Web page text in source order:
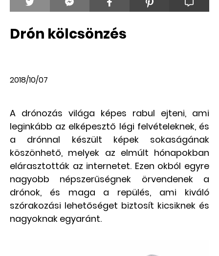
Drón kölcsönzés
2018/10/07
A drónozás világa képes rabul ejteni, ami
leginkább az elképesztő légi felvételeknek, és
a drónnal készült képek sokaságának
köszönhető, melyek az elmúlt hónapokban
elárasztották az internetet. Ezen okból egyre
nagyobb népszerűségnek örvendenek a
drónok, és maga a repülés, ami kiváló
szórakozási lehetőséget biztosít kicsiknek és
nagyoknak egyaránt.